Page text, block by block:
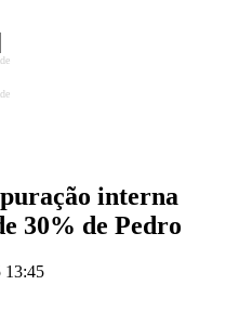
interna
30% de Pedro
13:45